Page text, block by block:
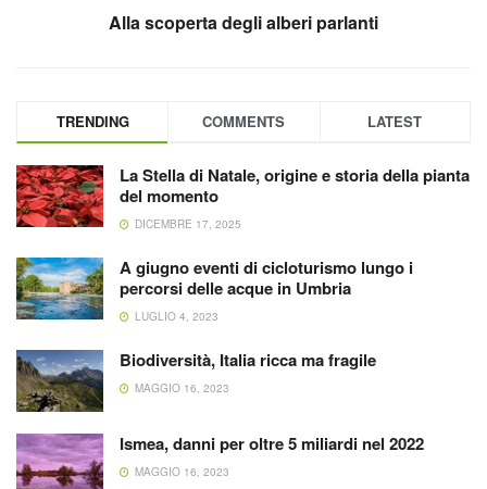
Alla scoperta degli alberi parlanti
TRENDING COMMENTS LATEST
La Stella di Natale, origine e storia della pianta
del momento
DICEMBRE 17, 2025
A giugno eventi di cicloturismo lungo i
percorsi delle acque in Umbria
LUGLIO 4, 2023
Biodiversità, Italia ricca ma fragile
MAGGIO 16, 2023
Ismea, danni per oltre 5 miliardi nel 2022
MAGGIO 16, 2023